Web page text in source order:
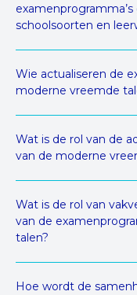
schoolsoorten en
Wie actualiseren de
moderne vreemde
Wat is de rol van de
van de moderne
Wat is de rol van
van de
talen?
Hoe wordt de